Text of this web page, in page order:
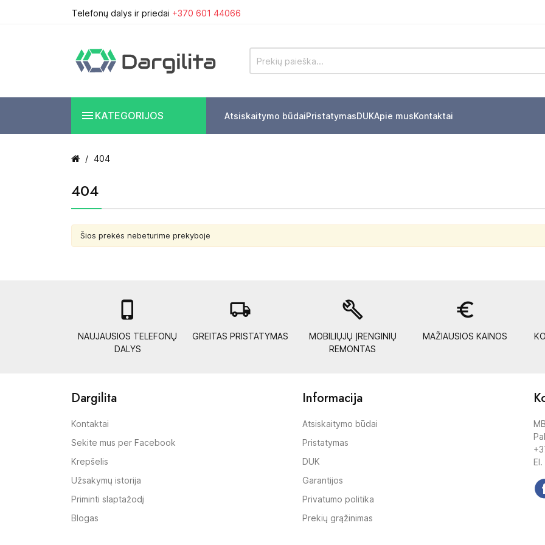
Telefonų dalys ir priedai +370 601 44066
 KATEGORIJOS Atsiskaitymo būdaiPristatymasDUKApie musKontaktai
404
404
Šios prekės nebeturime prekyboje

NAUJAUSIOS TELEFONŲ
DALYS
local_shipping
GREITAS PRISTATYMAS
build
MOBILIŲJŲ ĮRENGINIŲ
REMONTAS
euro_symbol
MAŽIAUSIOS KAINOS
Dargilita
Kontaktai
Sekite mus per Facebook
Krepšelis
Užsakymų istorija
Priminti slaptažodį
Blogas
Informacija
Atsiskaitymo būdai
Pristatymas
DUK
Garantijos
Privatumo politika
Prekių grąžinimas